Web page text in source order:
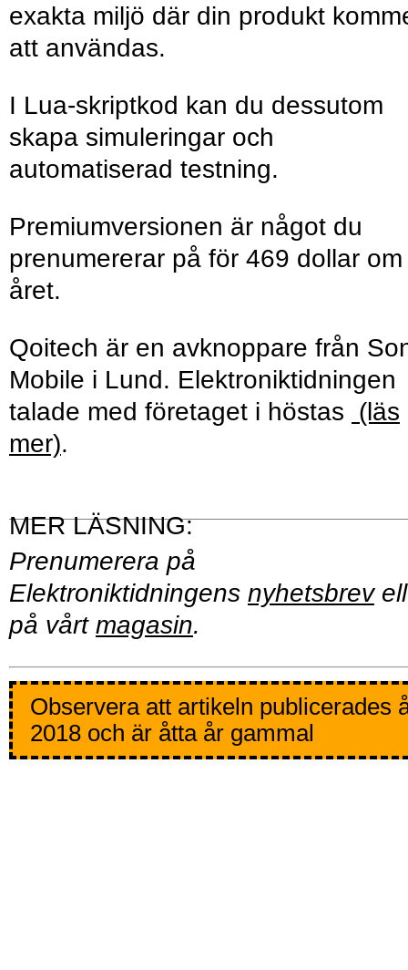
exakta miljö där din produkt
att användas.
I Lua-skriptkod kan du dessutom
skapa simuleringar och
automatiserad testning.
Premiumversionen är något du
prenumererar på för 469 dollar om
året.
Qoitech är en avknoppare från
Mobile i Lund. Elektroniktidningen
talade med företaget i höstas (läs
mer).
Prenumerera på
Elektroniktidningens nyhetsbrev
på vårt magasin.
Observera att artikeln publicerades
2018 och är åtta år gammal